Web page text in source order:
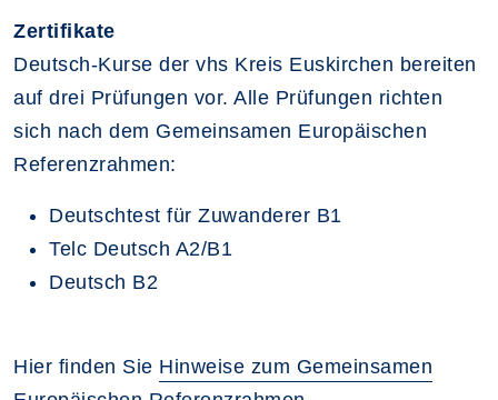
Zertifikate
Deutsch-Kurse der vhs Kreis Euskirchen bereiten
auf drei Prüfungen vor. Alle Prüfungen richten
sich nach dem Gemeinsamen Europäischen
Referenzrahmen:
Deutschtest für Zuwanderer B1
Telc Deutsch A2/B1
Deutsch B2
Hier finden Sie Hinweise zum Gemeinsamen